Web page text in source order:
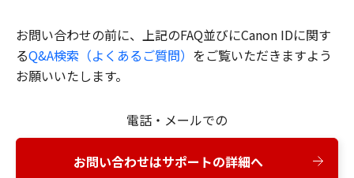
お問い合わせの前に、上記のFAQ並びにCanon IDに関す
るQ&A検索（よくあるご質問） をご覧いただきますよう
お願いいたします。
電話・メールでの
お問い合わせはサポートの詳細へ